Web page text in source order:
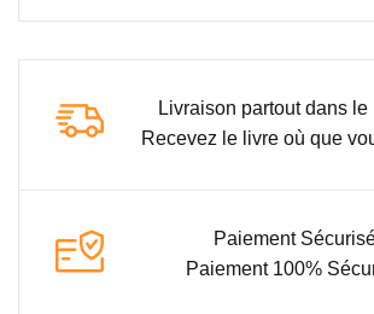
Livraison partout dans le
Recevez le livre où que
Paiement
Paiement 100%